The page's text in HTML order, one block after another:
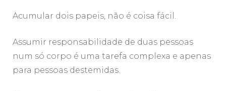
Acumular dois papeis, não é coisa fácil.
Assumir responsabilidade de duas pessoas
num só corpo é uma tarefa complexa e apenas
para pessoas destemidas.